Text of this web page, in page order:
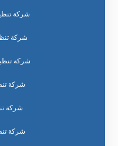
شركة
شركة
شركة
شركة
شركة
شركة